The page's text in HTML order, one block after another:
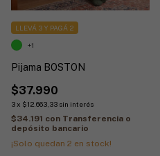
Pijama BOSTON
$37.990
3x $12.663,33 sin interés
LLEVÁ 3 Y PAGÁ 2
$34.191 con Transferencia o
depósito bancario
¡Solo quedan 2 en stock!
+1